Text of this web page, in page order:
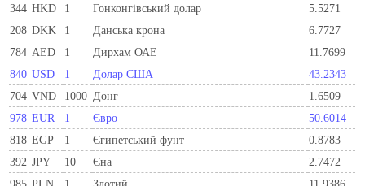
344 HKD 1 Гонконгівський долар
5.5271
208 DKK 1 Данська крона
6.7727
784 AED 1 Дирхам ОАЕ
11.7699
840 USD 1 Долар США
43.2343
704 VND 1000 Донг
1.6509
978 EUR 1 Євро
50.6014
818 EGP 1 Єгипетський фунт
0.8783
392 JPY 10 Єна
2.7472
985 PLN 1 Злотий
11.9386